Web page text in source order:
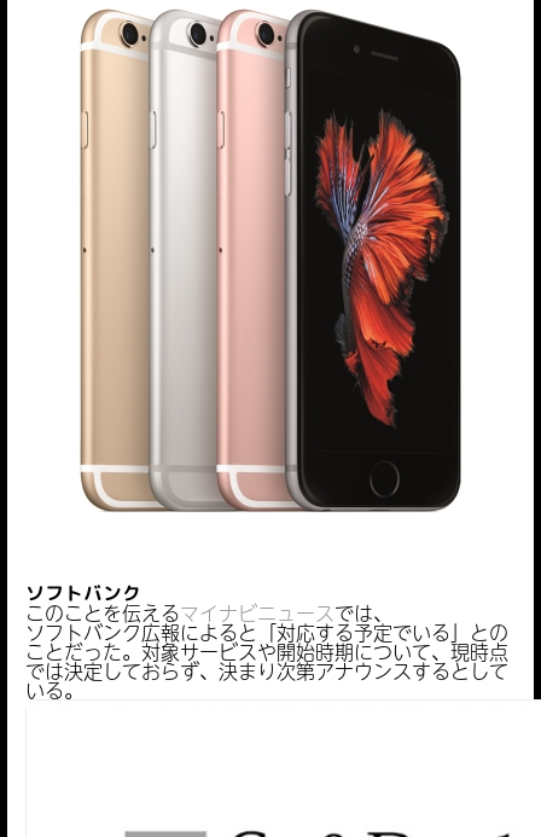
ソフトバンク
このことを伝えるマイナビニュースでは、
ソフトバンク広報によると「対応する予定でいる」との
ことだった。対象サービスや開始時期について、現時点
では決定しておらず、決まり次第アナウンスするとして
いる。